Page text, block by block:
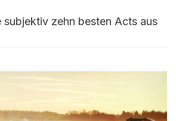
subjektiv zehn besten Acts aus